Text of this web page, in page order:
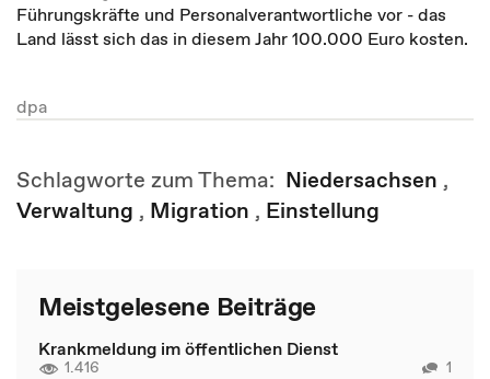
Führungskräfte und Personalverantwortliche vor - das
Land lässt sich das in diesem Jahr 100.000 Euro kosten.
dpa
Schlagworte zum Thema: Niedersachsen ,
Verwaltung , Migration , Einstellung
Meistgelesene Beiträge
Krankmeldung im öffentlichen Dienst
1.416 1